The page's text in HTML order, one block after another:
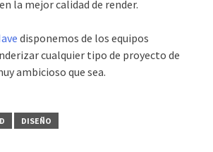
la mejor calidad de render.
disponemos de los equipos
cualquier tipo de proyecto de
ambicioso que sea.
DISEÑO